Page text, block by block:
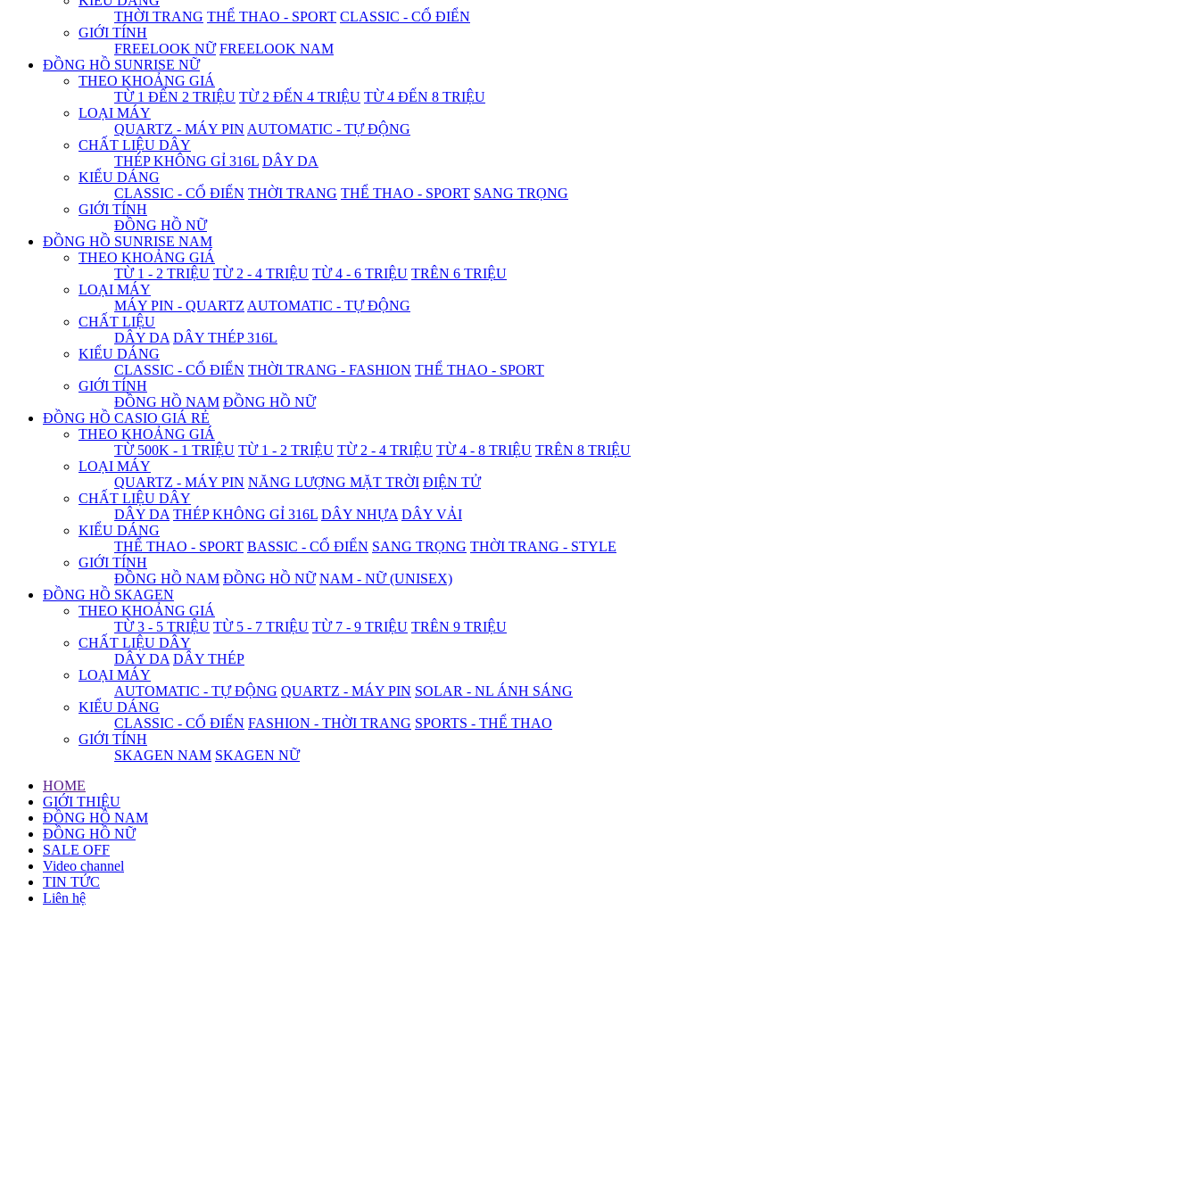
THỜI TRANG THỂ THAO - SPORT CLASSIC - CỔ ĐIỂN
GIỚI TÍNH
FREELOOK NỮ FREELOOK NAM
ĐỒNG HỒ SUNRISE NỮ
THEO KHOẢNG GIÁ
TỪ 1 ĐẾN 2 TRIỆU TỪ 2 ĐẾN 4 TRIỆU TỪ 4 ĐẾN 8 TRIỆU
LOẠI MÁY
QUARTZ - MÁY PIN AUTOMATIC - TỰ ĐỘNG
CHẤT LIỆU DÂY
THÉP KHÔNG GỈ 316L DÂY DA
KIỂU DÁNG
CLASSIC - CỔ ĐIỂN THỜI TRANG THỂ THAO - SPORT SANG TRỌNG
GIỚI TÍNH
ĐỒNG HỒ NỮ
ĐỒNG HỒ SUNRISE NAM
THEO KHOẢNG GIÁ
TỪ 1 - 2 TRIỆU TỪ 2 - 4 TRIỆU TỪ 4 - 6 TRIỆU TRÊN 6 TRIỆU
LOẠI MÁY
MÁY PIN - QUARTZ AUTOMATIC - TỰ ĐỘNG
CHẤT LIỆU
DÂY DA DÂY THÉP 316L
KIỂU DÁNG
CLASSIC - CỔ ĐIỂN THỜI TRANG - FASHION THỂ THAO - SPORT
GIỚI TÍNH
ĐỒNG HỒ NAM ĐỒNG HỒ NỮ
ĐỒNG HỒ CASIO GIÁ RẺ
THEO KHOẢNG GIÁ
TỪ 500K - 1 TRIỆU TỪ 1 - 2 TRIỆU TỪ 2 - 4 TRIỆU TỪ 4 - 8 TRIỆU TRÊN 8 TRIỆU
LOẠI MÁY
QUARTZ - MÁY PIN NĂNG LƯỢNG MẶT TRỜI ĐIỆN TỬ
CHẤT LIỆU DÂY
DÂY DA THÉP KHÔNG GỈ 316L DÂY NHỰA DÂY VẢI
KIỂU DÁNG
THỂ THAO - SPORT BASSIC - CỔ ĐIỂN SANG TRỌNG THỜI TRANG - STYLE
GIỚI TÍNH
ĐỒNG HỒ NAM ĐỒNG HỒ NỮ NAM - NỮ (UNISEX)
ĐỒNG HỒ SKAGEN
THEO KHOẢNG GIÁ
TỪ 3 - 5 TRIỆU TỪ 5 - 7 TRIỆU TỪ 7 - 9 TRIỆU TRÊN 9 TRIỆU
CHẤT LIỆU DÂY
DÂY DA DÂY THÉP
LOẠI MÁY
AUTOMATIC - TỰ ĐỘNG QUARTZ - MÁY PIN SOLAR - NL ÁNH SÁNG
KIỂU DÁNG
CLASSIC - CỔ ĐIỂN FASHION - THỜI TRANG SPORTS - THỂ THAO
GIỚI TÍNH
SKAGEN NAM SKAGEN NỮ
HOME
GIỚI THIỆU
ĐỒNG HỒ NAM
ĐỒNG HỒ NỮ
SALE OFF
Video channel
TIN TỨC
Liên hệ